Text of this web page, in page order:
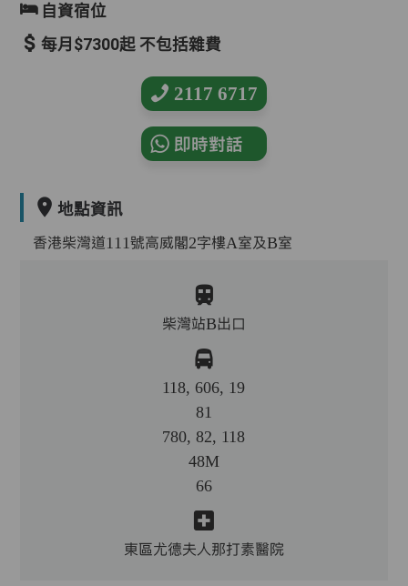
自資宿位
每月$7300起 不包括雜費
2117 6717
即時對話
地點資訊
香港柴灣道111號高威閣2字樓A室及B室
柴灣站B出口
118, 606, 19
81
780, 82, 118
48M
66
東區尤德夫人那打素醫院